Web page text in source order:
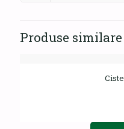
Produse similare